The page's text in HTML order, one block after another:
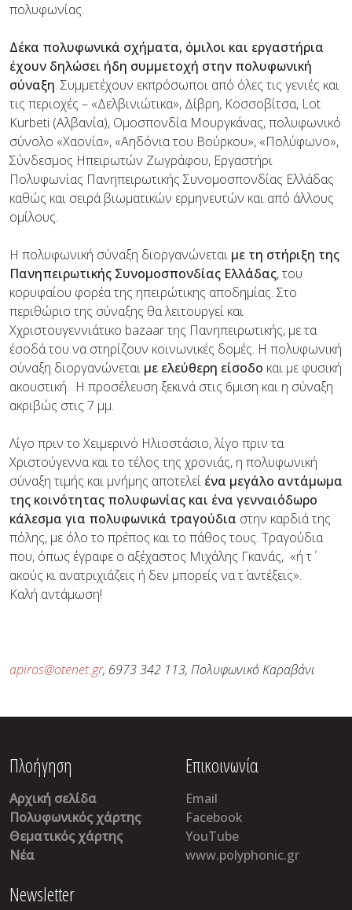
πολυφωνίας.
Δέκα πολυφωνικά σχήματα, όμιλοι και εργαστήρια
έχουν δηλώσει ήδη συμμετοχή στην πολυφωνική
σύναξη. Συμμετέχουν εκπρόσωποι από όλες τις γενιές και
τις περιοχές – «Δελβινιώτικα», Δίβρη, Κοσσοβίτσα, Lot
Kurbeti (Αλβανία), Ομοσπονδία Μουργκάνας, πολυφωνικό
σύνολο «Χαονία», «Αηδόνια του Βούρκου», «Πολύφωνο»,
Σύνδεσμος Ηπειρωτών Ζωγράφου, Εργαστήρι
Πολυφωνίας Πανηπειρωτικής Συνομοσπονδίας Ελλάδας
καθώς και σειρά βιωματικών ερμηνευτών και από άλλους
ομίλους.
H πολυφωνική σύναξη διοργανώνεται με τη στήριξη της
Πανηπειρωτικής Συνομοσπονδίας Ελλάδας, του
κορυφαίου φορέα της ηπειρώτικης αποδημίας. Στο
περιθώριο της σύναξης θα λειτουργεί και
Xχριστουγεννιάτικο bazaar της Πανηπειρωτικής, με τα
έσοδά του να στηρίζουν κοινωνικές δομές. Η πολυφωνική
σύναξη διοργανώνεται με ελεύθερη είσοδο και με φυσική
ακουστική. H προσέλευση ξεκινά στις 6μιση και η σύναξη
ακριβώς στις 7 μμ.
Λίγο πριν το Χειμερινό Ηλιοστάσιο, λίγο πριν τα
Χριστούγεννα και το τέλος της χρονιάς, η πολυφωνική
σύναξη τιμής και μνήμης αποτελεί ένα μεγάλο αντάμωμα
της κοινότητας πολυφωνίας και ένα γενναιόδωρο
κάλεσμα για πολυφωνικά τραγούδια στην καρδιά της
πόλης, με όλο το πρέπος και το πάθος τους. Τραγούδια
που, όπως έγραφε ο αξέχαστος Μιχάλης Γκανάς, «ή τ΄
ακούς κι ανατριχιάζεις ή δεν μπορείς να τ΄ αντέξεις».
Καλή αντάμωση!
apiros@otenet.gr, 6973 342 113, Πολυφωνικό Καραβάνι
Πλοήγηση
Αρχική σελίδα
Πολυφωνικός χάρτης
Θεματικός χάρτης
Νέα
Επικοινωνία
Email
Facebook
YouTube
www.polyphonic.gr
Newsletter